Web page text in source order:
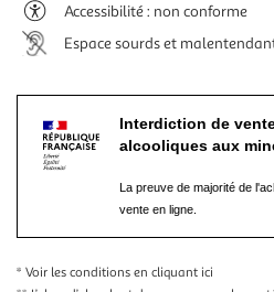
Accessibilité : non conforme
Espace sourds et
Interdiction de
alcooliques aux
La preuve de majorité de
vente en ligne.
* Voir les conditions en cliquant ici